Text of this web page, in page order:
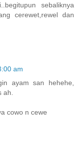
sebaliknya
cerewet,rewel dan
am
ayam san hehehe,
cowo n cewe